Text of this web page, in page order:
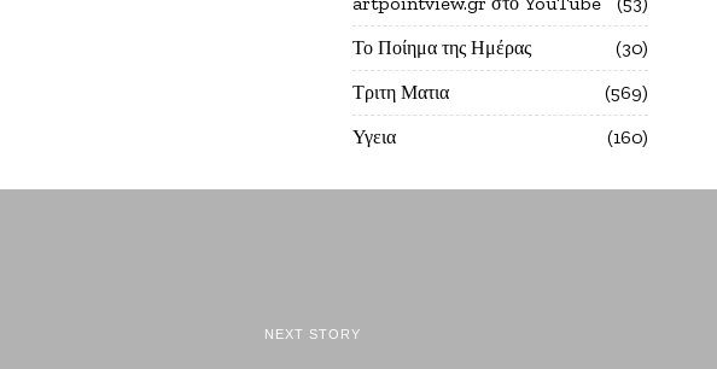
Το Ποίημα της Ημέρας
30
Τριτη Ματια
569
Υγεια
160
NEXT STORY